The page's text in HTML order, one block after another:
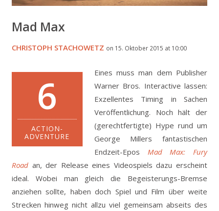
Mad Max
CHRISTOPH STACHOWETZ on 15. Oktober 2015 at 10:00
6
ACTION-
ADVENTURE
Eines muss man dem Publisher
Warner Bros. Interactive lassen:
Exzellentes Timing in Sachen
Veröffentlichung. Noch hält der
(gerechtfertigte) Hype rund um
George Millers fantastischen
Endzeit-Epos Mad Max: Fury
Road an, der Release eines Videospiels dazu erscheint
ideal. Wobei man gleich die Begeisterungs-Bremse
anziehen sollte, haben doch Spiel und Film über weite
Strecken hinweg nicht allzu viel gemeinsam abseits des